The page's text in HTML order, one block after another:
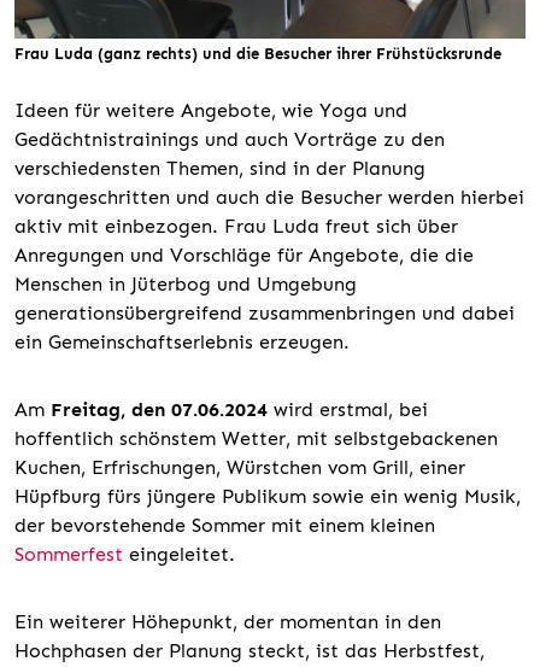
Frau Luda (ganz rechts) und die Besucher ihrer Frühstücksrunde
Ideen für weitere Angebote, wie Yoga und
Gedächtnistrainings und auch Vorträge zu den
verschiedensten Themen, sind in der Planung
vorangeschritten und auch die Besucher werden hierbei
aktiv mit einbezogen. Frau Luda freut sich über
Anregungen und Vorschläge für Angebote, die die
Menschen in Jüterbog und Umgebung
generationsübergreifend zusammenbringen und dabei
ein Gemeinschaftserlebnis erzeugen.
Am Freitag, den 07.06.2024 wird erstmal, bei
hoffentlich schönstem Wetter, mit selbstgebackenen
Kuchen, Erfrischungen, Würstchen vom Grill, einer
Hüpfburg fürs jüngere Publikum sowie ein wenig Musik,
der bevorstehende Sommer mit einem kleinen
Sommerfest eingeleitet.
Ein weiterer Höhepunkt, der momentan in den
Hochphasen der Planung steckt, ist das Herbstfest,